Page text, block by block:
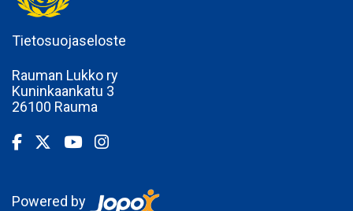
Tietosuojaseloste
Rauman Lukko ry
Kuninkaankatu 3
26100 Rauma
Powered by